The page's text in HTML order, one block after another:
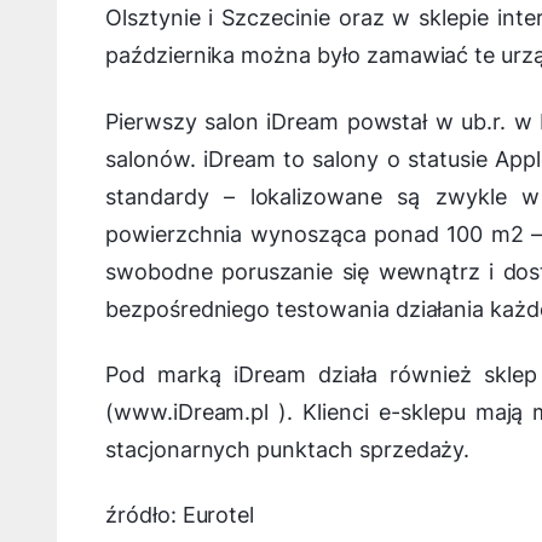
Olsztynie i Szczecinie oraz w sklepie
października można było zamawiać te
Pierwszy salon iDream powstał w ub.r.
salonów. iDream to salony o statusie
standardy – lokalizowane są zwykle
powierzchnia wynosząca ponad 100
swobodne poruszanie się wewnątrz i
bezpośredniego testowania działania
Pod marką iDream działa również
(www.iDream.pl ). Klienci e-sklepu
stacjonarnych punktach sprzedaży.
źródło: Eurotel